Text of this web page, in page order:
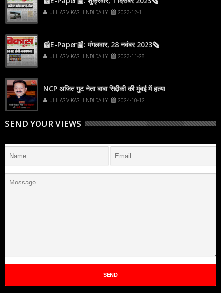
ULHAS VIKAS HINDI DAILY 2023-12-1
📰E-Paper📰: मंगलवार, 28 नवंबर 2023🗞
ULHAS VIKAS HINDI DAILY 2023-11-28
NCP अजित गुट नेता बाबा सिद्दीकी की मुंबई में हत्या
ULHAS VIKAS HINDI DAILY 2024-10-12
SEND YOUR VIEWS